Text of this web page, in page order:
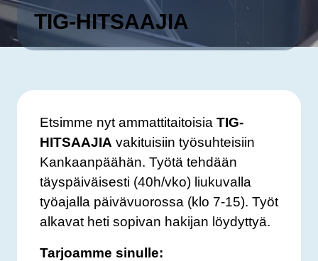
TIG-HITSAAJIA
Etsimme nyt ammattitaitoisia TIG-
HITSAAJIA vakituisiin työsuhteisiin
Kankaanpäähän. Työtä tehdään
täyspäiväisesti (40h/vko) liukuvalla
työajalla päivävuorossa (klo 7-15). Työt
alkavat heti sopivan hakijan löydyttyä.
Tarjoamme sinulle: